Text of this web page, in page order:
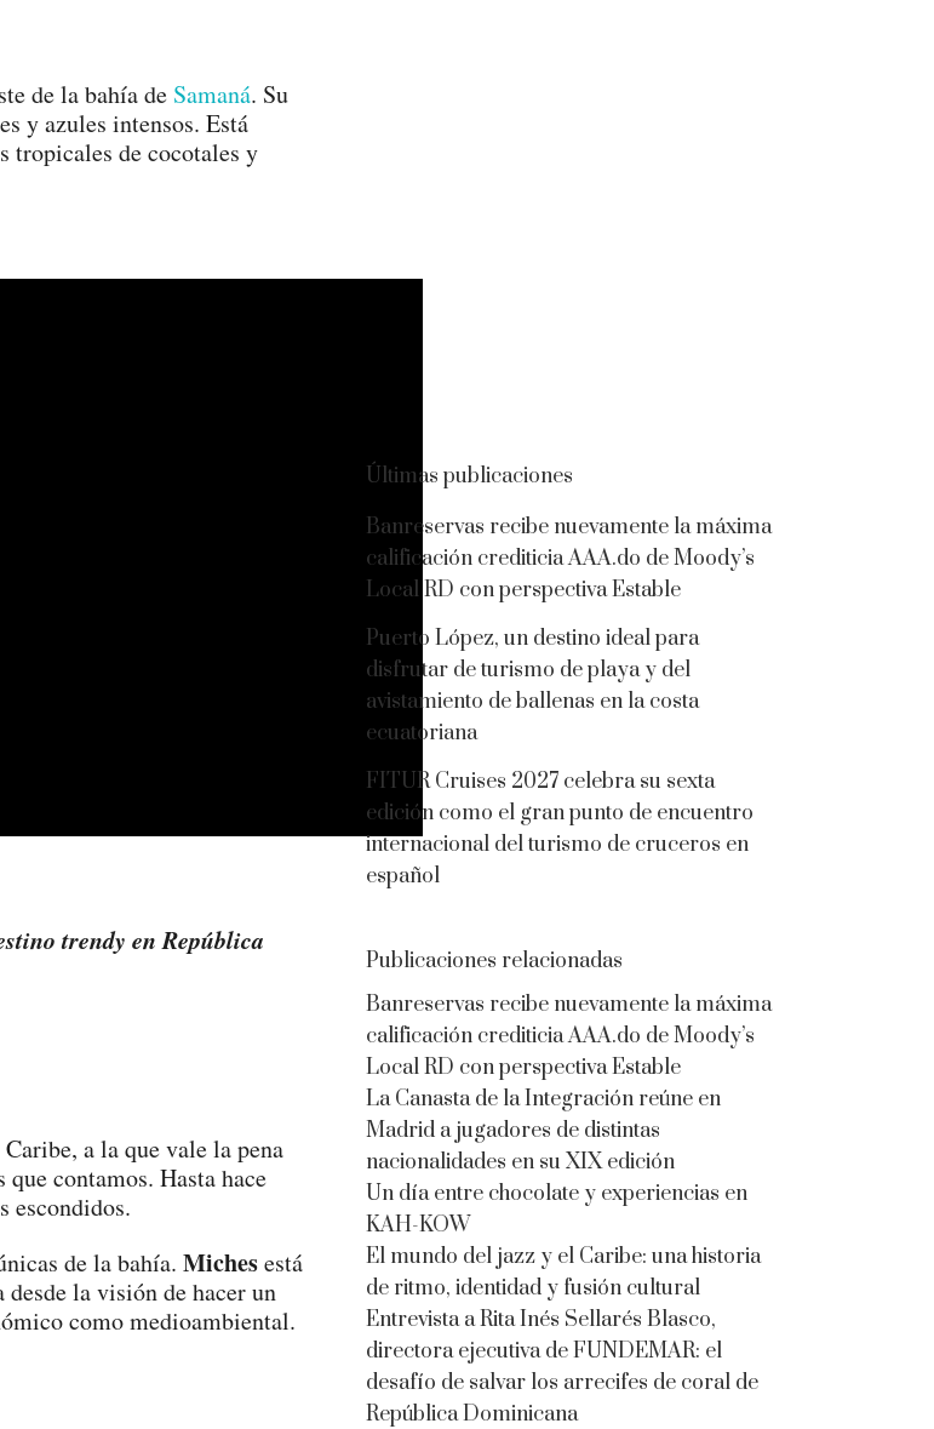
de la bahía de Samaná. Su
y azules intensos. Está
tropicales de cocotales y
trendy en República
a la que vale la pena
que contamos. Hasta hace
escondidos.
de la bahía. Michesestá
desde la visión de hacer un
como medioambiental.
Últimas publicaciones
Banreservas recibe nuevamente la máxima
calificación crediticia AAA.do de Moody’s
Local RD con perspectiva Estable
Puerto López, un destino ideal para
disfrutar de turismo de playa y del
avistamiento de ballenas en la costa
ecuatoriana
FITUR Cruises 2027 celebra su sexta
edición como el gran punto de encuentro
internacional del turismo de cruceros en
español
Publicaciones relacionadas
Banreservas recibe nuevamente la máxima
calificación crediticia AAA.do de Moody’s
Local RD con perspectiva Estable
La Canasta de la Integración reúne en
Madrid a jugadores de distintas
nacionalidades en su XIX edición
Un día entre chocolate y experiencias en
KAH-KOW
El mundo del jazz y el Caribe: una historia
de ritmo, identidad y fusión cultural
Entrevista a Rita Inés Sellarés Blasco,
directora ejecutiva de FUNDEMAR: el
desafío de salvar los arrecifes de coral de
República Dominicana